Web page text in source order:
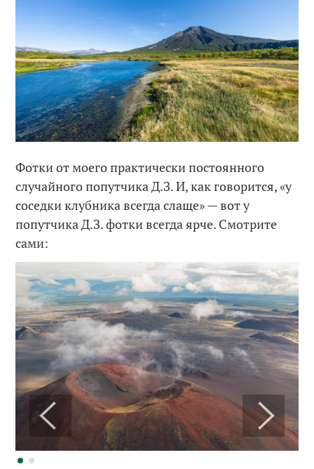
Фотки от моего практически постоянного
случайного попутчика Д.З. И, как говорится, «у
соседки клубника всегда слаще» — вот у
попутчика Д.З. фотки всегда ярче. Смотрите
сами: